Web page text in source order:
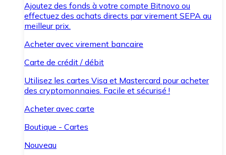
Ajoutez des fonds à votre compte Bitnovo ou
effectuez des achats directs par virement SEPA au
meilleur prix.
Acheter avec virement bancaire
Carte de crédit / débit
Utilisez les cartes Visa et Mastercard pour acheter
des cryptomonnaies. Facile et sécurisé !
Acheter avec carte
Boutique - Cartes
Nouveau